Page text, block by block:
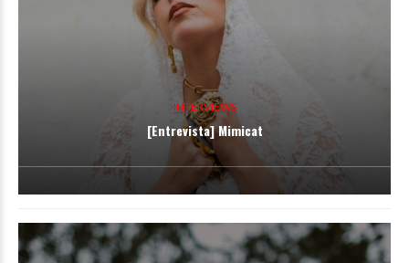
INTERVIEWS
[Entrevista] Mimicat